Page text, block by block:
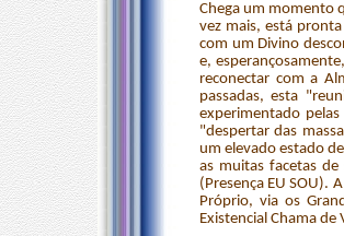
Chega um momento
vez mais, está
com um Divino
e,
reconectar com a
passadas, esta
experimentado
"despertar das
um elevado estado
as muitas facetas de
(Presença EU SOU).
Próprio, via os
Existencial Chama de